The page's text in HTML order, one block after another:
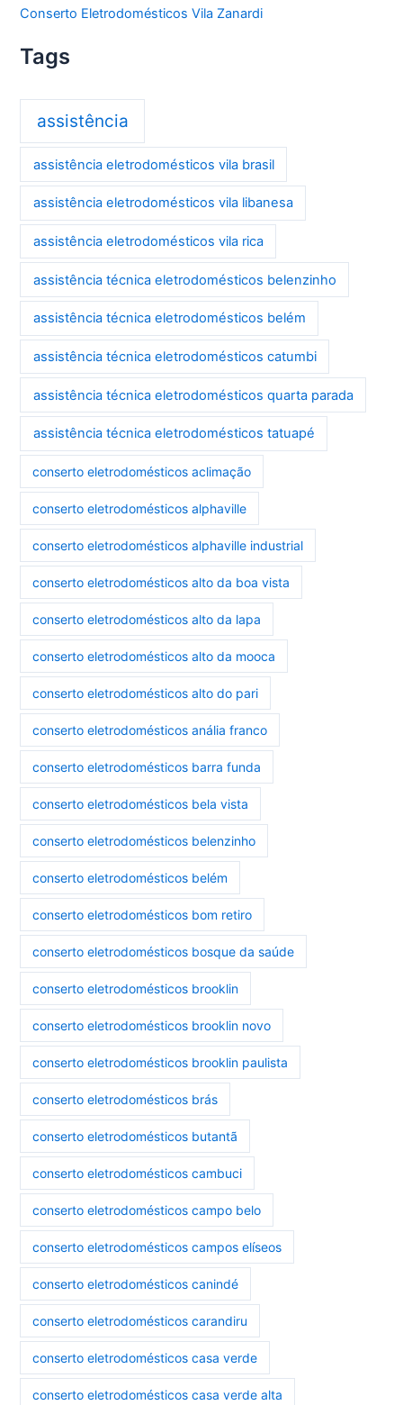
Conserto Eletrodomésticos Vila Zanardi
Tags
assistência
assistência eletrodomésticos vila brasil
assistência eletrodomésticos vila libanesa
assistência eletrodomésticos vila rica
assistência técnica eletrodomésticos belenzinho
assistência técnica eletrodomésticos belém
assistência técnica eletrodomésticos catumbi
assistência técnica eletrodomésticos quarta parada
assistência técnica eletrodomésticos tatuapé
conserto eletrodomésticos aclimação
conserto eletrodomésticos alphaville
conserto eletrodomésticos alphaville industrial
conserto eletrodomésticos alto da boa vista
conserto eletrodomésticos alto da lapa
conserto eletrodomésticos alto da mooca
conserto eletrodomésticos alto do pari
conserto eletrodomésticos anália franco
conserto eletrodomésticos barra funda
conserto eletrodomésticos bela vista
conserto eletrodomésticos belenzinho
conserto eletrodomésticos belém
conserto eletrodomésticos bom retiro
conserto eletrodomésticos bosque da saúde
conserto eletrodomésticos brooklin
conserto eletrodomésticos brooklin novo
conserto eletrodomésticos brooklin paulista
conserto eletrodomésticos brás
conserto eletrodomésticos butantã
conserto eletrodomésticos cambuci
conserto eletrodomésticos campo belo
conserto eletrodomésticos campos elíseos
conserto eletrodomésticos canindé
conserto eletrodomésticos carandiru
conserto eletrodomésticos casa verde
conserto eletrodomésticos casa verde alta